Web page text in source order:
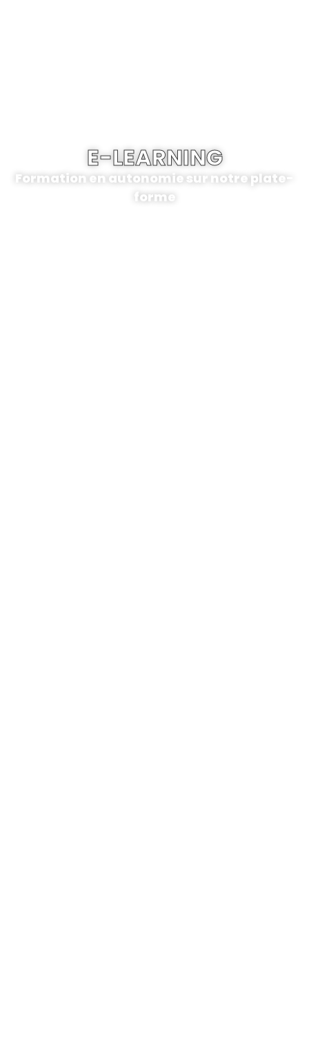
E-LEARNING
Formation en autonomie sur notre plate-
forme